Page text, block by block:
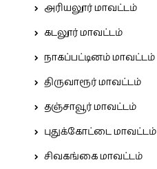
அரியலூர் மாவட்டம்
கடலூர் மாவட்டம்
நாகப்பட்டினம் மாவட்டம்
திருவாரூர் மாவட்டம்
தஞ்சாவூர் மாவட்டம்
புதுக்கோட்டை மாவட்டம்
சிவகங்கை மாவட்டம்